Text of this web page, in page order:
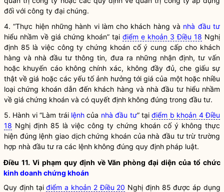
đối với công ty đại chúng.
4. “Thực hiện những hành vi làm cho khách hàng và nhà đầu tư
hiểu nhầm về giá chứng khoán” tại điểm e khoản 3 Điều 18 Nghị
định 85 là việc công tychứng khoáncố ý cung cấp cho khách
hàng và nhà đầu tư thông tin, đưa ra những nhận định, tư vấn
hoặc khuyến cáo không chính xác, không đầy đủ, che giấu sự
thật về giá hoặc các yếu tố ảnh hưởng tới giá của một hoặc nhiều
loạichứng khoándẫn đến khách hàng và nhà đầu tưhiểu nhầm
về giá chứng khoán và có quyết định không đúng trong đầu tư.
5. Hành vi “Làm trái lệnh của nhà đầu tư” tạiđiểm b khoản 4 Điều
18 Nghị định 85 là việc công ty chứng khoán cố ý không thực
hiện đúng lệnh giao dịchchứng khoán của nhà đầu tưtrừ trường
hợp nhà đầu tư ra các lệnh không đúng quy định pháp luật.
Điều 11. Vi phạm quy định về Văn phòng đại diện của tổ chức
kinh doanh chứng khoán
Quy định tạiđiểm a khoản 2 Điều 20 Nghị định 85 được áp dụng